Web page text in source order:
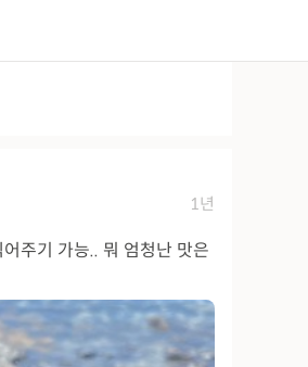
1년
주기 가능.. 뭐 엄청난 맛은